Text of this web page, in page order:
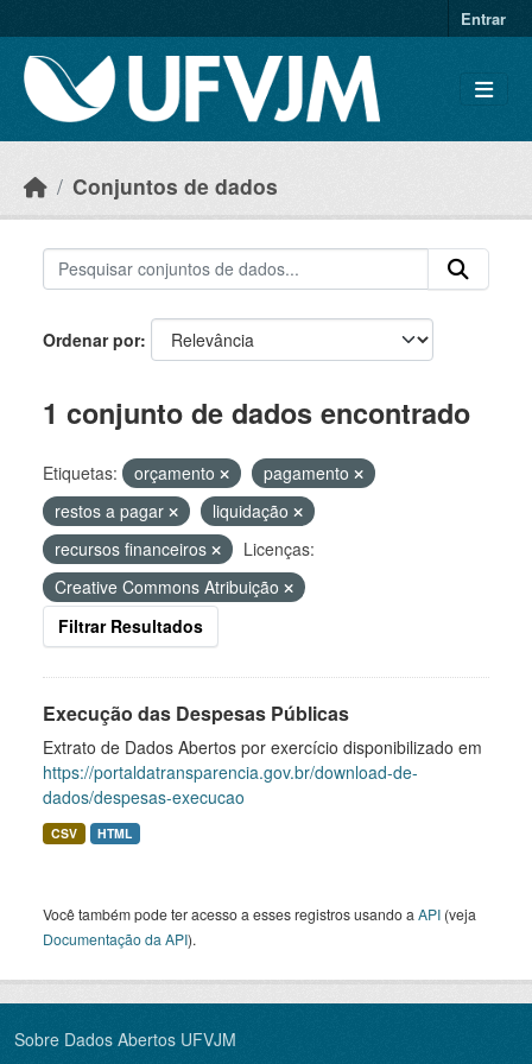
Entrar
Conjuntos de dados
Ordenar por
1 conjunto de dados encontrado
Etiquetas: orçamento
pagamento
restos a pagar
liquidação
recursos financeiros
Licenças:
Creative Commons Atribuição
Filtrar Resultados
Execução das Despesas Públicas
Extrato de Dados Abertos por exercício disponibilizado em
https://portaldatransparencia.gov.br/download-de-
dados/despesas-execucao
CSV HTML
Você também pode ter acesso a esses registros usando a API (veja
Documentação da API).
Sobre Dados Abertos UFVJM